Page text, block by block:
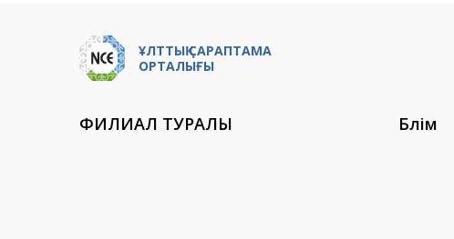
ҰЛТТЫҚ САРАПТАМА
ОРТАЛЫҒЫ
ФИЛИАЛ ТУРАЛЫ Бөлім